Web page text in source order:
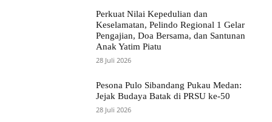
Perkuat Nilai Kepedulian dan
Keselamatan, Pelindo Regional 1 Gelar
Pengajian, Doa Bersama, dan Santunan
Anak Yatim Piatu
28 Juli 2026
Pesona Pulo Sibandang Pukau Medan:
Jejak Budaya Batak di PRSU ke-50
28 Juli 2026